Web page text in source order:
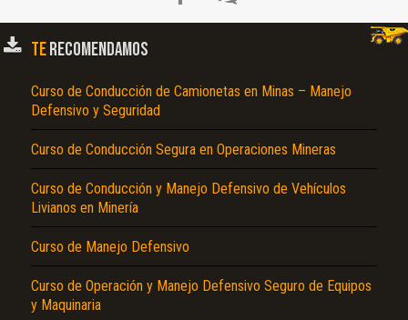
TERECOMENDAMOS
Curso de Conducción de Camionetas en Minas – Manejo
Defensivo y Seguridad
Curso de Conducción Segura en Operaciones Mineras
Curso de Conducción y Manejo Defensivo de Vehículos
Livianos en Minería
Curso de Manejo Defensivo
Curso de Operación y Manejo Defensivo Seguro de Equipos
y Maquinaria
El Título es incorrecto según el contenido.
No carga o no se visualiza el contenido.
Reportar otro tipo de error...